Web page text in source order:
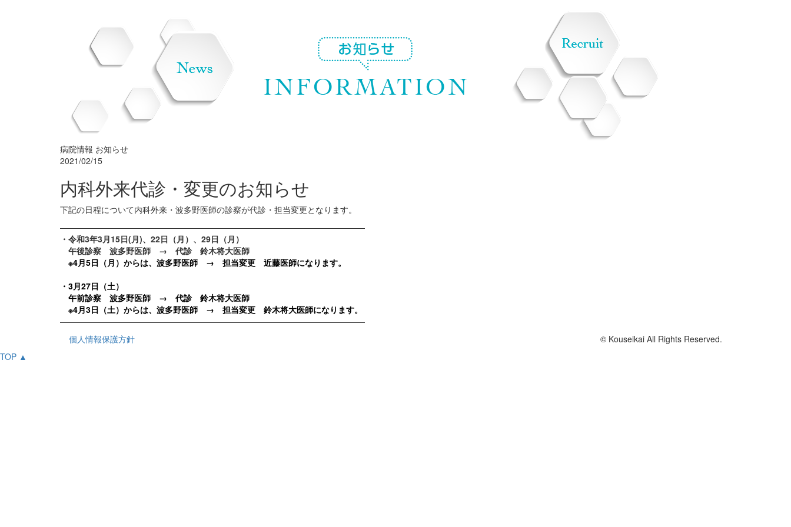
病院情報 お知らせ
2021/02/15
内科外来代診・変更のお知らせ
下記の日程について内科外来・波多野医師の診察が代診・担当変更となります。
—————————————————————————————————————
・令和3年3月15日(月)、22日（月）、29日（月）
午後診察 波多野医師 → 代診 鈴木将大医師
※4月5日（月）からは、波多野医師 → 担当変更 近藤医師になります。
・3月27日（土）
午前診察 波多野医師 → 代診 鈴木将大医師
※4月3日（土）からは、波多野医師 → 担当変更 鈴木将大医師になります。
—————————————————————————————————————
個人情報保護方針
© Kouseikai All Rights Reserved.
TOP ▲